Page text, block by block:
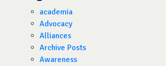
academia
Advocacy
Alliances
Archive Posts
Awareness